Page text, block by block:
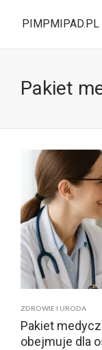
PIMPMIPAD.PL
Pakiet
ZDROWIE I URODA
Pakiet
obejmuje dla